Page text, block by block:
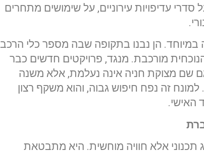
סדרי עדיפויות עירוניים, על שימושים מתחרים
במיוחד. הן נבנו בתקופה שבה מספר כלי הרכב
מורכבת. מנגד, פרויקטים חדשים כבר
שם מצוקת חניה אינה נעלמת, אלא משנה
למונח זה נפח חיפוש גבוה, והוא משקף רצון
האישי.
תכנוני אלא חוויה מוחשית. היא מתבטאת